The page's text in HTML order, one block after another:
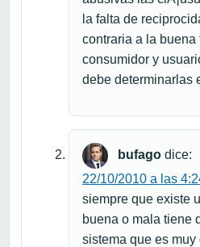
la falta de
contraria a la buena
consumidor y
debe determinarlas
bufago dice:
22/10/2010 a las
siempre que existe
buena o mala tiene
sistema que es muy